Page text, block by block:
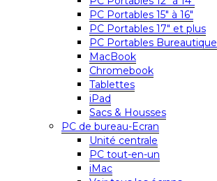
PC Portables 15″ à 16″
PC Portables 17″ et plus
PC Portables Bureautique
MacBook
Chromebook
Tablettes
iPad
Sacs & Housses
PC de bureau-Ecran
Unité centrale
PC tout-en-un
iMac